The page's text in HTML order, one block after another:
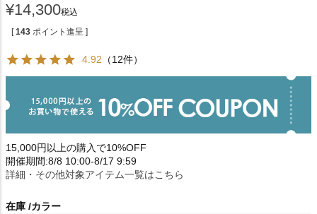
¥14,300税込
[ 143 ポイント進呈 ]
4.92 （12件）
15,000円以上の購入で10%OFF
開催期間:8/8 10:00-8/17 9:59
詳細・その他対象アイテム一覧はこちら
在庫 カラー